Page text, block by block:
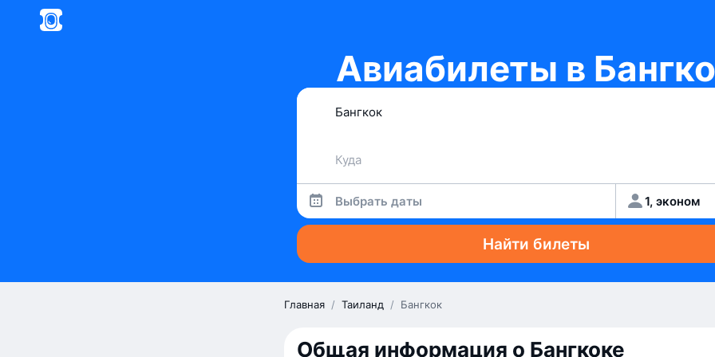
Авиабилеты в
Выбрать даты 1, эконом
Найти билеты
Главная / Таиланд / Бангкок
Общая информация о Бангкоке